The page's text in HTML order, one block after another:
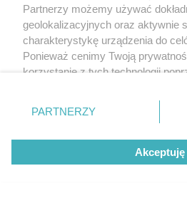
000 zł
ZOBACZ WIĘCEJ
Partnerzy możemy używać
geolokalizacyjnych oraz aktywnie
charakterystykę urządzenia do
Ponieważ cenimy Twoją
korzystanie z tych technologii
zmienić/wycofać klikając przycisk
znajdujący się w lewym dolnym
rodzaje przetwarzania danych nie
użytkownika, ale masz prawo
przetwarzaniu. Preferencje będą
PARTNERZY
Akceptuję